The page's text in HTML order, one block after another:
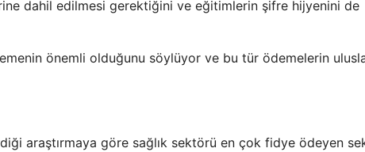
dahil edilmesi gerektiğini ve eğitimlerin şifre hijyenini de
önemli olduğunu söylüyor ve bu tür ödemelerin
araştırmaya göre sağlık sektörü en çok fidye ödeyen